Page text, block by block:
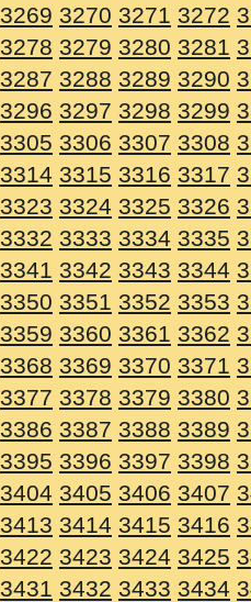
3269 3270 3271 3272
3278 3279 3280 3281
3287 3288 3289 3290
3296 3297 3298 3299
3305 3306 3307 3308
3314 3315 3316 3317
3323 3324 3325 3326
3332 3333 3334 3335
3341 3342 3343 3344
3350 3351 3352 3353
3359 3360 3361 3362
3368 3369 3370 3371
3377 3378 3379 3380
3386 3387 3388 3389
3395 3396 3397 3398
3404 3405 3406 3407
3413 3414 3415 3416
3422 3423 3424 3425
3431 3432 3433 3434